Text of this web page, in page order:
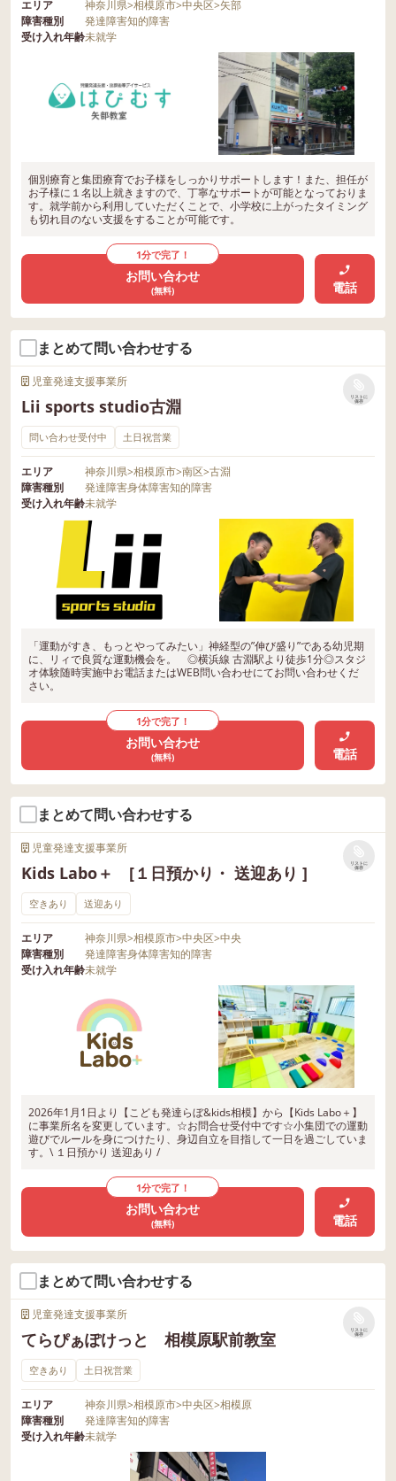
エリア 神奈川県>相模原市>中央区>矢部
障害種別
発達障害知的障害
受け入れ年齢未就学
個別療育と集団療育でお子様をしっかりサポートします！また、担任が
お子様に１名以上就きますので、丁寧なサポートが可能となっておりま
す。就学前から利用していただくことで、小学校に上がったタイミング
も切れ目のない支援をすることが可能です。
1分で完了！
お問い合わせ
(無料) 電話
まとめて問い合わせする
児童発達支援事業所
Lii sports studio古淵
リストに
保存
問い合わせ受付中 土日祝営業
エリア 神奈川県>相模原市>南区>古淵
障害種別
発達障害身体障害知的障害
受け入れ年齢未就学
「運動がすき、もっとやってみたい」神経型の”伸び盛り”である幼児期
に、リィで良質な運動機会を。 ◎横浜線 古淵駅より徒歩1分◎スタジ
オ体験随時実施中お電話またはWEB問い合わせにてお問い合わせくだ
さい。
1分で完了！
お問い合わせ
(無料) 電話
まとめて問い合わせする
児童発達支援事業所
Kids Labo＋ [１日預かり・ 送迎あり ]
リストに
保存
空きあり 送迎あり
エリア 神奈川県>相模原市>中央区>中央
障害種別
発達障害身体障害知的障害
受け入れ年齢未就学
2026年1月1日より【こども発達らぼ&kids相模】から【Kids Labo＋】
に事業所名を変更しています。☆お問合せ受付中です☆小集団での運動
遊びでルールを身につけたり、身辺自立を目指して一日を過ごしていま
す。\ １日預かり 送迎あり /
1分で完了！
お問い合わせ
(無料) 電話
まとめて問い合わせする
児童発達支援事業所
てらぴぁぽけっと 相模原駅前教室
リストに
保存
空きあり 土日祝営業
エリア 神奈川県>相模原市>中央区>相模原
障害種別
発達障害知的障害
受け入れ年齢未就学